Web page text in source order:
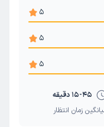
5
5
5
15-45 دقیقه
زمان انتظار